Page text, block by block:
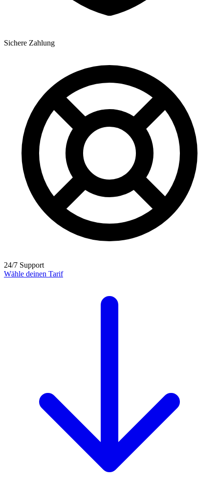
Sichere Zahlung
24/7 Support
Wähle deinen Tarif